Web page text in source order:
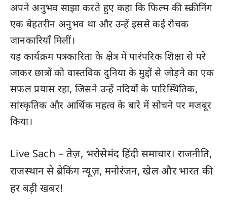
अपने अनुभव साझा करते हुए कहा कि फिल्म की स्क्रीनिंग
एक बेहतरीन अनुभव था और उन्हें इससे कई रोचक
जानकारियाँ मिलीं।
यह कार्यक्रम पत्रकारिता के क्षेत्र में पारंपरिक शिक्षा से परे
जाकर छात्रों को वास्तविक दुनिया के मुद्दों से जोड़ने का एक
सफल प्रयास रहा, जिसने उन्हें नदियों के पारिस्थितिक,
सांस्कृतिक और आर्थिक महत्व के बारे में सोचने पर मजबूर
किया।
Live Sach – तेज़, भरोसेमंद हिंदी समाचार। राजनीति,
राजस्थानसे ब्रेकिंग न्यूज़, मनोरंजन, खेल औरभारत की
हर बड़ी खबर!